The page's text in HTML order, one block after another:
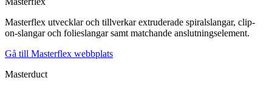
Masterflex utvecklar och tillverkar extruderade spiralslangar, clip-
on-slangar och folieslangar samt matchande anslutningselement.
Gå till Masterflex webbplats
Masterduct